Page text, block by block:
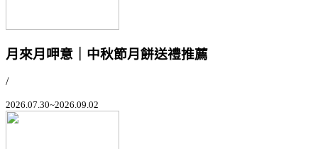
月來月呷意｜中秋節月餅送禮推薦
/
2026.07.30~2026.09.02